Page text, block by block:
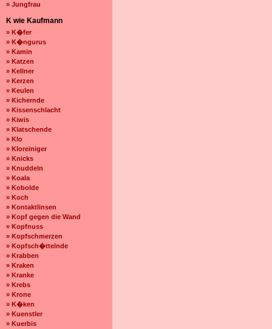
» Jungfrau
K wie Kaufmann
» K�fer
» K�ngurus
» Kamin
» Katzen
» Kellner
» Kerzen
» Keulen
» Kichernde
» Kissenschlacht
» Kiwis
» Klatschende
» Klo
» Kloreiniger
» Knicks
» Knuddeln
» Koala
» Kobolde
» Koch
» Kontaktlinsen
» Kopf gegen die Wand
» Kopfnuss
» Kopfschmerzen
» Kopfsch�ttelnde
» Krabben
» Kraken
» Kranke
» Krebs
» Krone
» K�ken
» Kuenstler
» Kuerbis